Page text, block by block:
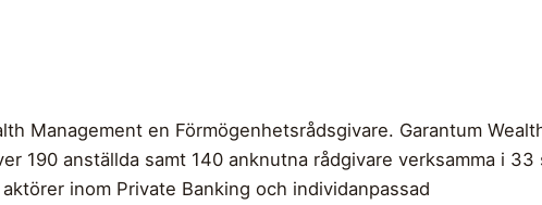
Management en Förmögenhetsrådsgivare. Garantum
190 anställda samt 140 anknutna rådgivare verksamma i 33
inom Private Banking och individanpassad